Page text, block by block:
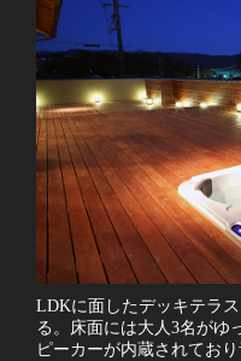
LDKに面したデッキテラ
る。床面には大人3名がゆ
ピーカーが内蔵されてお